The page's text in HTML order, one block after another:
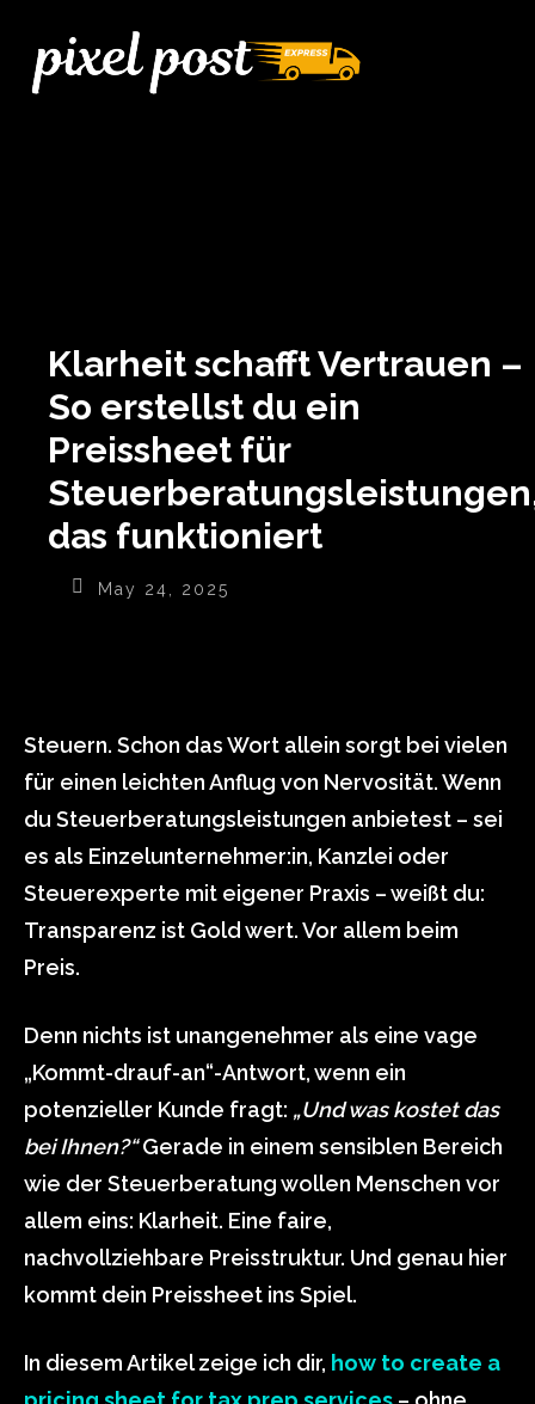
Klarheit schafft Vertrauen –
So erstellst du ein
Preissheet für
das funktioniert
May 24, 2025
Steuern. Schon das Wort allein sorgt bei vielen
für einen leichten Anflug von Nervosität. Wenn
du Steuerberatungsleistungen anbietest – sei
es als Einzelunternehmer:in, Kanzlei oder
Steuerexperte mit eigener Praxis – weißt du:
Transparenz ist Gold wert. Vor allem beim
Preis.
Denn nichts ist unangenehmer als eine vage
„Kommt-drauf-an“-Antwort, wenn ein
potenzieller Kunde fragt: „Und was kostet das
bei Ihnen?“Gerade in einem sensiblen Bereich
wie der Steuerberatung wollen Menschen vor
allem eins: Klarheit. Eine faire,
nachvollziehbare Preisstruktur. Und genau hier
kommt dein Preissheet ins Spiel.
In diesem Artikel zeige ich dir, how to create a